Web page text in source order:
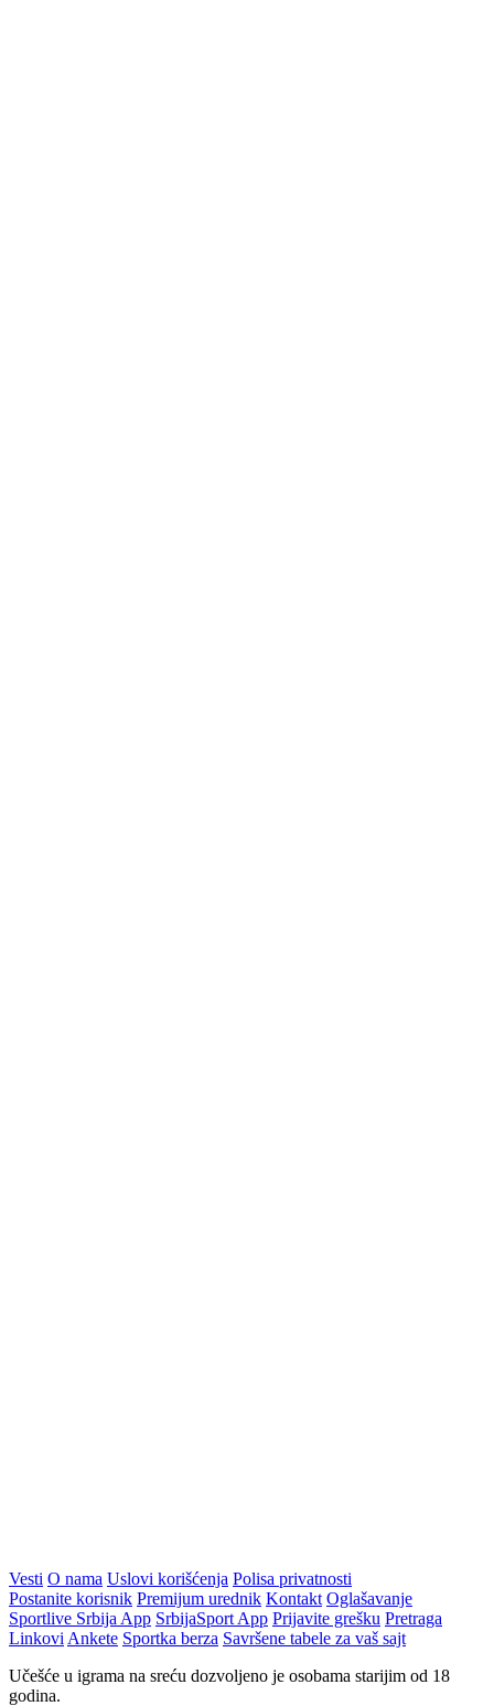
Vesti O nama Uslovi korišćenja Polisa privatnosti
Postanite korisnik Premijum urednik Kontakt Oglašavanje
Sportlive Srbija App SrbijaSport App Prijavite grešku Pretraga
Linkovi Ankete Sportka berza Savršene tabele za vaš sajt
Učešće u igrama na sreću dozvoljeno je osobama starijim od 18
godina.